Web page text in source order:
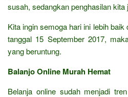
susah, sedangkan penghasilan
Kita ingin semoga hari ini lebih
tanggal 15 September 2017,
yang beruntung.
Balanjo Online Murah Hemat
Belanja online sudah menjadi